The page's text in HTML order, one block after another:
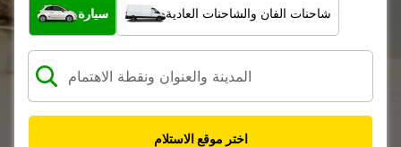
سيارة شاحنات الفان والشاحنات العادية
اختر موقع الاستلام